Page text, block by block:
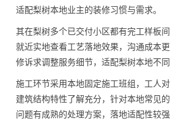
适配梨树本地业主的装修习惯与需求。
其在梨树多个已交付小区都有完工样板
就近实地查看工艺落地效果，沟通成本
修诉求调整服务细节，适配梨树本地不同
施工环节采用本地固定施工班组，工人
建筑结构特性了解充分，针对本地常见
问题有成熟的处理方案，落地适配性较强